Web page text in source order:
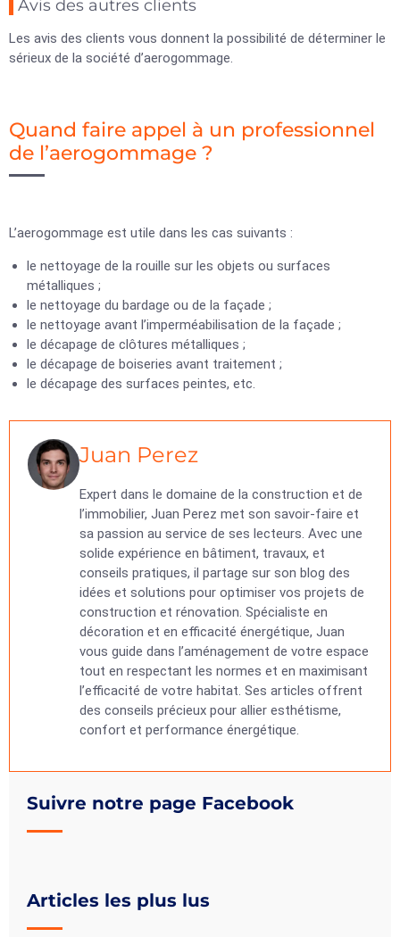
Suivre notre page Facebook
Articles les plus lus
Avis des autres clients
Les avis des clients vous donnent la possibilité de déterminer le
sérieux de la société d’aerogommage.
Quand faire appel à un professionnel
de l’aerogommage ?
L’aerogommage est utile dans les cas suivants :
le nettoyage de la rouille sur les objets ou surfaces
métalliques ;
le nettoyage du bardage ou de la façade ;
le nettoyage avant l’imperméabilisation de la façade ;
le décapage de clôtures métalliques ;
le décapage de boiseries avant traitement ;
le décapage des surfaces peintes, etc.
Juan Perez
Expert dans le domaine de la construction et de
l’immobilier, Juan Perez met son savoir-faire et
sa passion au service de ses lecteurs. Avec une
solide expérience en bâtiment, travaux, et
conseils pratiques, il partage sur son blog des
idées et solutions pour optimiser vos projets de
construction et rénovation. Spécialiste en
décoration et en efficacité énergétique, Juan
vous guide dans l’aménagement de votre espace
tout en respectant les normes et en maximisant
l’efficacité de votre habitat. Ses articles offrent
des conseils précieux pour allier esthétisme,
confort et performance énergétique.